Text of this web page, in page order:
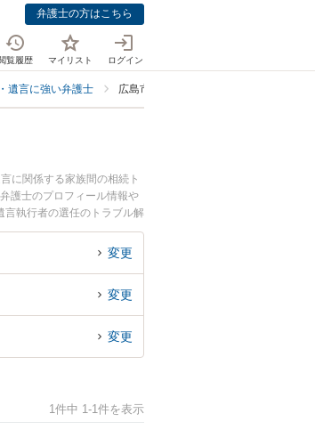
弁護士の方はこちら
覧履歴 マイリスト ログイン
遺言に強い弁護士 広島市南区で遺言執行者の選任に強い弁
に関係する家族間の相続ト
護士のプロフィール情報や
言執行者の選任のトラブル解
りの相談者さんにおすすめ
変更
変更
変更
1件中 1-1件を表示